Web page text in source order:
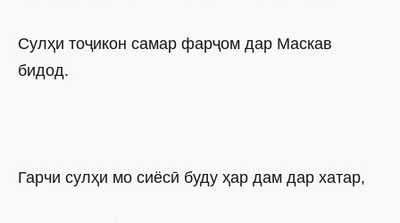
Сулҳи тоҷикон самар фарҷом дар Маскав
бидод.
Гарчи сулҳи мо сиёсӣ буду ҳар дам дар хатар,